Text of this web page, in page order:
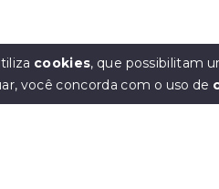
cookies, que possibilitam
você concorda com o uso de